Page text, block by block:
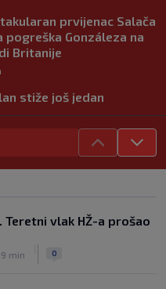
prvijenac Salača
pogreška Gonzáleza na
Britanije
stiže još jedan
napadača iz Bundeslige!
više ne postoji’
Teretni vlak HŽ-a prošao
min 0